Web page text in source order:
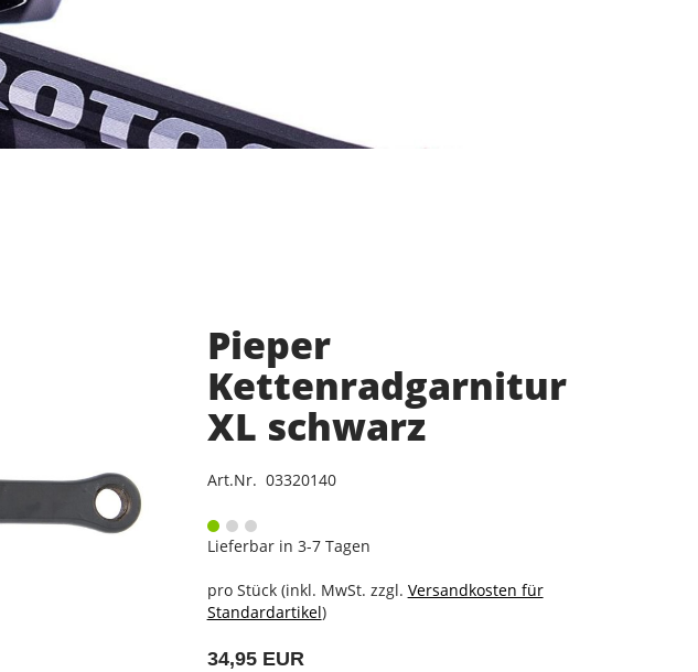
Pieper
Kettenradgarnitur
XL schwarz
Art.Nr. 03320140
Lieferbar in 3-7 Tagen
pro Stück (inkl. MwSt. zzgl. Versandkosten für
Standardartikel)
34,95 EUR